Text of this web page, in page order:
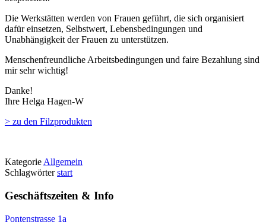
Die Werkstätten werden von Frauen geführt, die sich organisiert
dafür einsetzen, Selbstwert, Lebensbedingungen und
Unabhängigkeit der Frauen zu unterstützen.
Menschenfreundliche Arbeitsbedingungen und faire Bezahlung sind
mir sehr wichtig!
Danke!
Ihre Helga Hagen-W
> zu den Filzprodukten
Kategorie Allgemein
Schlagwörterstart
Geschäftszeiten & Info
Pontenstrasse 1a